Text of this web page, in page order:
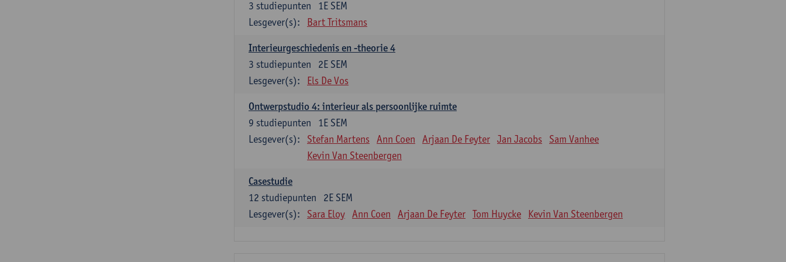
1E SEM
3 studiepunten
Lesgever(s):
Bart Tritsmans
Interieurgeschiedenis en -theorie 4
2E SEM
3 studiepunten
Lesgever(s):
Els De Vos
Ontwerpstudio 4: interieur als persoonlijke ruimte
1E SEM
9 studiepunten
Lesgever(s):
Stefan Martens Ann Coen Arjaan De Feyter Jan Jacobs
Sam Vanhee
Kevin Van Steenbergen
Casestudie
2E SEM
12 studiepunten
Lesgever(s):
Sara Eloy Ann Coen Arjaan De Feyter Tom Huycke Kevin Van Steenbergen